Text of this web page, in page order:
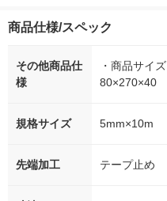
商品仕様/スペック
その他商品仕
様
・商品サイ
80×270×40
規格サイズ 5mm×10m
先端加工 テープ止め